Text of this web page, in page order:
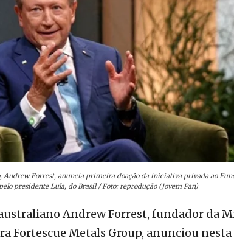
Forrest, anuncia primeira doação da iniciativa privada ao
presidente Lula, do Brasil / Foto: reprodução (Jovem Pan)
Andrew Forrest, fundador da
Fortescue Metals Group, anunciou